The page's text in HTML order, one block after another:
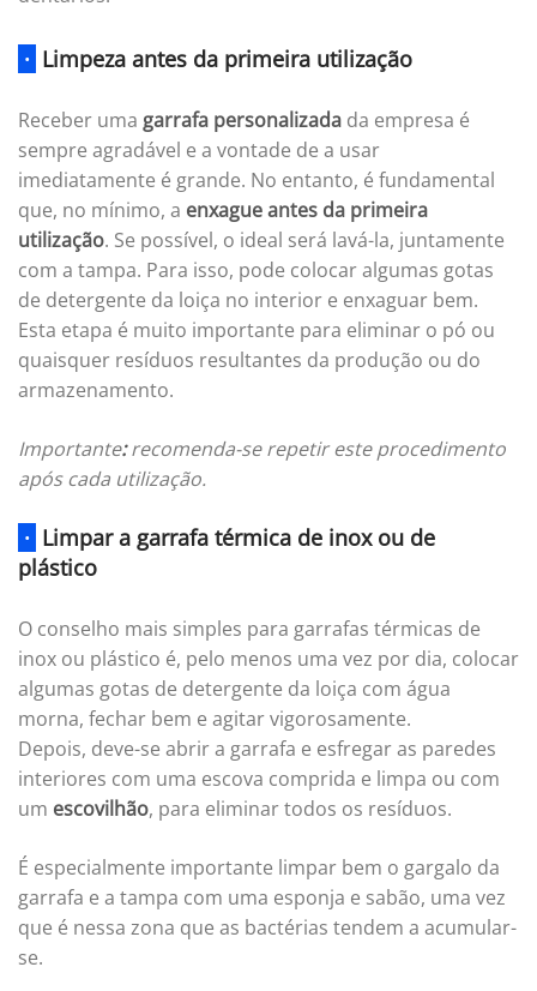
· Limpeza antes da primeira utilização
Receber uma garrafa personalizada da empresa é
sempre agradável e a vontade de a usar
imediatamente é grande. No entanto, é fundamental
que, no mínimo, a enxague antes da primeira
utilização. Se possível, o ideal será lavá-la, juntamente
com a tampa. Para isso, pode colocar algumas gotas
de detergente da loiça no interior e enxaguar bem.
Esta etapa é muito importante para eliminar o pó ou
quaisquer resíduos resultantes da produção ou do
armazenamento.
Importante:recomenda-se repetir este procedimento
após cada utilização.
· Limpar a garrafa térmica de inox ou de
plástico
O conselho mais simples para garrafas térmicas de
inox ou plástico é, pelo menos uma vez por dia, colocar
algumas gotas de detergente da loiça com água
morna, fechar bem e agitar vigorosamente.
Depois, deve-se abrir a garrafa e esfregar as paredes
interiores com uma escova comprida e limpa ou com
um escovilhão, para eliminar todos os resíduos.
É especialmente importante limpar bem o gargalo da
garrafa e a tampa com uma esponja e sabão, uma vez
que é nessa zona que as bactérias tendem a acumular-
se.